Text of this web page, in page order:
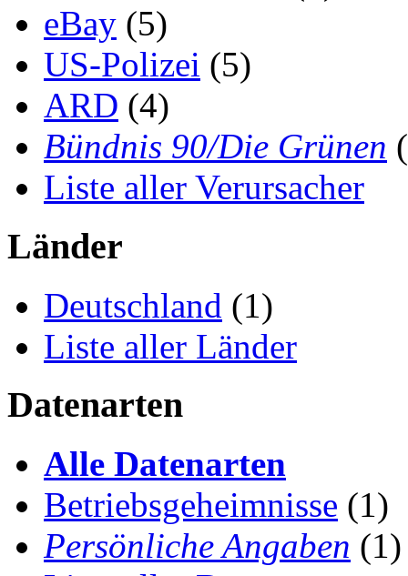
eBay (5)
US-Polizei (5)
ARD (4)
Bündnis 90/Die Grünen
Liste aller Verursacher
Länder
Deutschland (1)
Liste aller Länder
Datenarten
Alle Datenarten
Betriebsgeheimnisse (1)
Persönliche Angaben (1)